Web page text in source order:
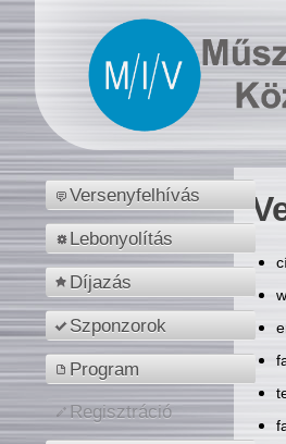
Versenyfelhívás
Lebonyolítás
Díjazás
Szponzorok
Program
Regisztráció